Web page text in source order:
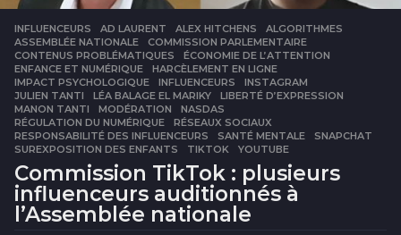
INFLUENCEURS AD LAURENT ,ALEX HITCHENS ,ALGORITHMES
ASSEMBLÉE NATIONALE
,COMMISSION PARLEMENTAIRE
CONTENUS PROBLÉMATIQUES
,ÉCONOMIE DE L’ATTENTION
ENFANCE ET NUMÉRIQUE
,HARCÈLEMENT EN LIGNE
IMPACT PSYCHOLOGIQUE
,INFLUENCEURS ,INSTAGRAM
JULIEN TANTI
,LÉA BALAGE EL MARIKY ,LIBERTÉ D’EXPRESSION
MANON TANTI
,MODÉRATION ,NASDAS
RÉGULATION DU NUMÉRIQUE
,RÉSEAUX SOCIAUX
RESPONSABILITÉ DES INFLUENCEURS
,SANTÉ MENTALE ,SNAPCHAT
SUREXPOSITION DES ENFANTS
,TIKTOK ,YOUTUBE
Commission TikTok : plusieurs
influenceurs auditionnés à
l’Assemblée nationale